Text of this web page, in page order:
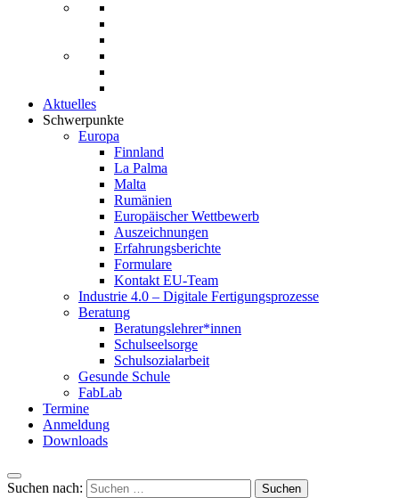
Aktuelles
Schwerpunkte
Europa
Finnland
La Palma
Malta
Rumänien
Europäischer Wettbewerb
Auszeichnungen
Erfahrungsberichte
Formulare
Kontakt EU-Team
Industrie 4.0 – Digitale Fertigungsprozesse
Beratung
Beratungslehrer*innen
Schulseelsorge
Schulsozialarbeit
Gesunde Schule
FabLab
Termine
Anmeldung
Downloads
Suchen nach: